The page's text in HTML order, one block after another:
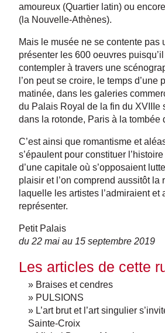
amoureux (Quartier latin) ou
(la Nouvelle-Athènes).
Mais le musée ne se contente pas
présenter les 600 oeuvres
contempler à travers une
l’on peut se croire, le temps d’une
matinée, dans les galeries
du Palais Royal de la fin du XVIIIe
dans la rotonde, Paris à la tombée
C’est ainsi que romantisme et
s’épaulent pour constituer
d’une capitale où s’opposaient
plaisir et l’on comprend aussitôt la
laquelle les artistes l’admiraient et
représenter.
Petit Palais
du 22 mai au 15 septembre 2019
Les articles de cette
» Braises et cendres
» PULSIONS
» L’art brut et l’art singulier
Sainte-Croix